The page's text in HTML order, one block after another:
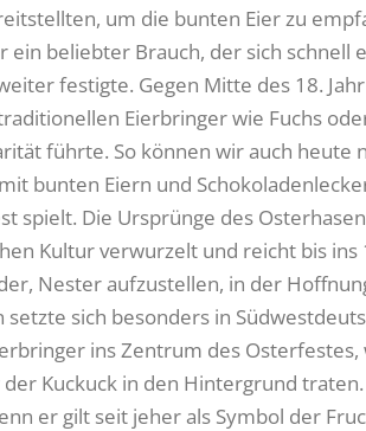
um die bunten Eier zu
ein beliebter Brauch, der sich
festigte. Gegen Mitte des 18.
Eierbringer wie Fuchs
führte. So können wir auch heute
bunten Eiern und
spielt. Die Ursprünge des
Kultur verwurzelt und reicht bis
Nester aufzustellen, in der
setzte sich besonders in
ins Zentrum des
Kuckuck in den Hintergrund
er gilt seit jeher als Symbol der